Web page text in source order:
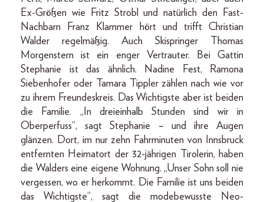
Ex-Größen wie Fritz Strobl und natürlich den Fast-
Nachbarn Franz Klammer hört und trifft Christian
Walder regelmäßig. Auch Skispringer Thomas
Morgenstern ist ein enger Vertrauter. Bei Gattin
Stephanie ist das ähnlich. Nadine Fest, Ramona
Siebenhofer oder Tamara Tippler zählen nach wie vor
zu ihrem Freundeskreis. Das Wichtigste aber ist beiden
die Familie. „In dreieinhalb Stunden sind wir in
Oberperfuss“, sagt Stephanie – und ihre Augen
glänzen. Dort, im nur zehn Fahrminuten von Innsbruck
entfernten Heimatort der 32-jährigen Tirolerin, haben
die Walders eine eigene Wohnung. „Unser Sohn soll nie
vergessen, wo er herkommt. Die Familie ist uns beiden
das Wichtigste“, sagt die modebewusste Neo-